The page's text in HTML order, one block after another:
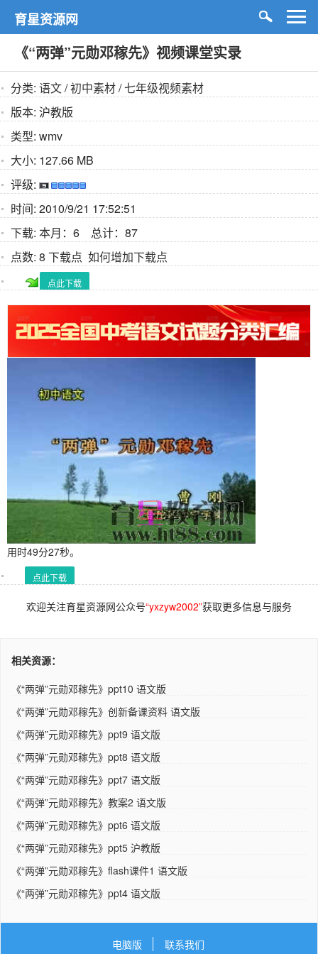
育星资源网
《“两弹”元勋邓稼先》视频课堂实录
分类: 语文/初中素材/七年级视频素材
版本: 沪教版
类型: wmv
大小: 127.66 MB
评级:
时间: 2010/9/21 17:52:51
下载: 本月：6 总计：87
点数: 8 下载点 如何增加下载点
点此下载
用时49分27秒。
点此下载
欢迎关注育星资源网公众号“yxzyw2002”获取更多信息与服务
相关资源：
《“两弹”元勋邓稼先》ppt10 语文版
《“两弹”元勋邓稼先》创新备课资料 语文版
《“两弹”元勋邓稼先》ppt9 语文版
《“两弹”元勋邓稼先》ppt8 语文版
《“两弹”元勋邓稼先》ppt7 语文版
《“两弹”元勋邓稼先》教案2 语文版
《“两弹”元勋邓稼先》ppt6 语文版
《“两弹”元勋邓稼先》ppt5 沪教版
《“两弹”元勋邓稼先》flash课件1 语文版
《“两弹”元勋邓稼先》ppt4 语文版
电脑版 联系我们